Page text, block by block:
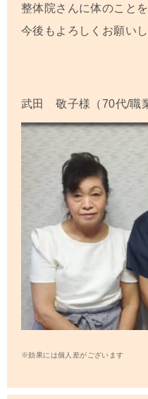
整体院さんに体のこと
今後もよろしくお願い
武田 敬子様（70代/職
※効果には個人差がございます